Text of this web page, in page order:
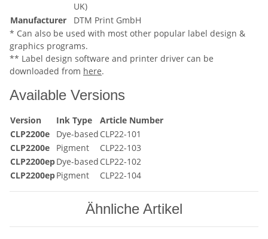
UK)
Manufacturer
DTM Print GmbH
* Can also be used with most other popular label design &
graphics programs.
** Label design software and printer driver can be
downloaded from here.
Available Versions
Version Ink Type
Article Number
CLP2200e
Dye-based CLP22-101
CLP2200e
Pigment
CLP22-103
CLP2200epDye-based CLP22-102
CLP2200epPigment CLP22-104
Ähnliche Artikel